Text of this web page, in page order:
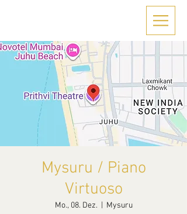
Mysuru / Piano
Virtuoso
Mo., 08. Dez. Mysuru